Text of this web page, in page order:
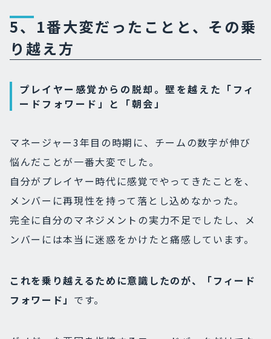
5、1番大変だったことと、その乗
り越え方
プレイヤー感覚からの脱却。壁を越えた「フィ
ードフォワード」と「朝会」
マネージャー3年目の時期に、チームの数字が伸び
悩んだことが一番大変でした。
自分がプレイヤー時代に感覚でやってきたことを、
メンバーに再現性を持って落とし込めなかった。
完全に自分のマネジメントの実力不足でしたし、メ
ンバーには本当に迷惑をかけたと痛感しています。
これを乗り越えるために意識したのが、「フィード
フォワード」 です。